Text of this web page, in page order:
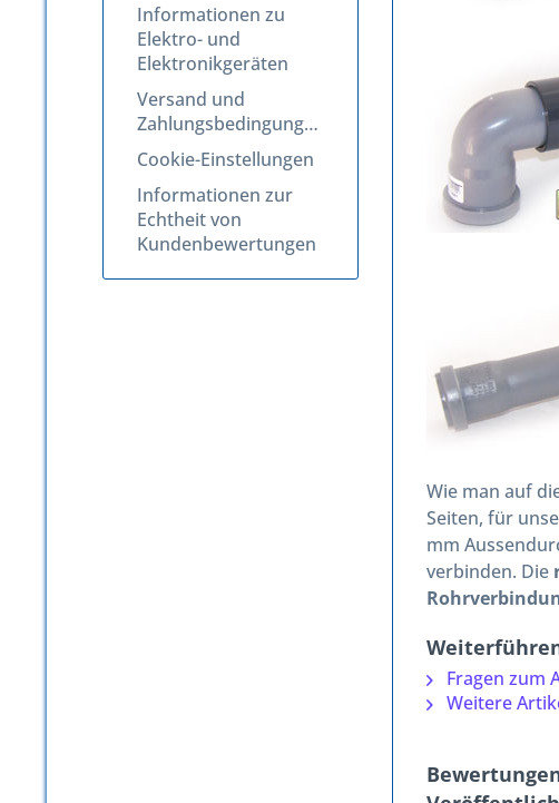
Informationen zu
Elektro- und
Elektronikgeräten
Versand und
Zahlungsbedingungen
Cookie-Einstellungen
Informationen zur
Echtheit von
Kundenbewertungen
Wie man auf
Seiten, für
mm
verbinden. Die
Fragen zum
Weitere